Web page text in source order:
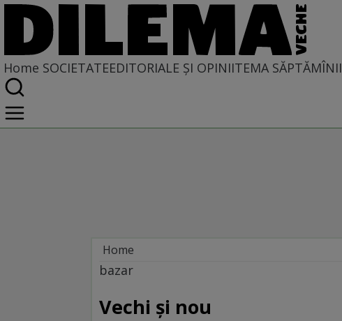
Home SOCIETATEEDITORIALE ȘI OPINIITEMA SĂPTĂMÎNII
Home
Societate
bazar
Vechi și nou